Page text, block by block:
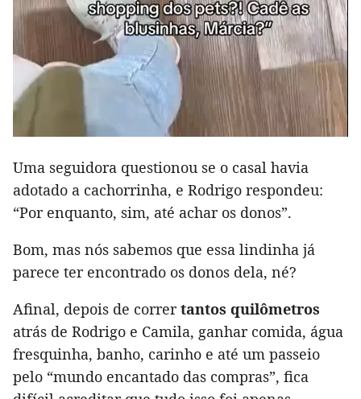
Uma seguidora questionou se o casal havia
adotado a cachorrinha, e Rodrigo respondeu:
“Por enquanto, sim, até achar os donos”.
Bom, mas nós sabemos que essa lindinha já
parece ter encontrado os donos dela, né?
Afinal, depois de corrertantos quilômetros
atrás de Rodrigo e Camila, ganhar comida, água
fresquinha, banho, carinho e até um passeio
pelo “mundo encantado das compras”, fica